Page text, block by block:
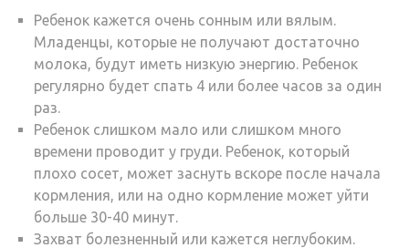
Ребенок кажется очень сонным или вялым.
Младенцы, которые не получают достаточно
молока, будут иметь низкую энергию. Ребенок
регулярно будет спать 4 или более часов за один
раз.
Ребенок слишком мало или слишком много
времени проводит у груди. Ребенок, который
плохо сосет, может заснуть вскоре после начала
кормления, или на одно кормление может уйти
больше 30-40 минут.
Захват болезненный или кажется неглубоким.